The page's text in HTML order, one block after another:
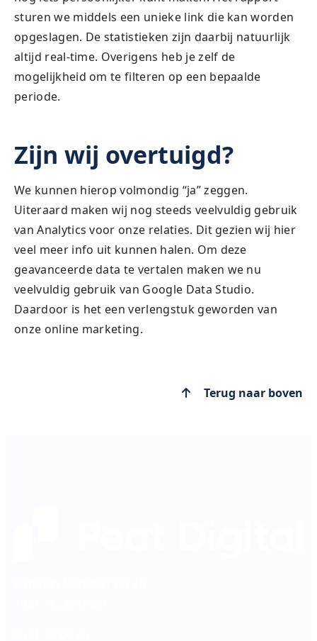
sturen we middels een unieke link die kan worden
opgeslagen. De statistieken zijn daarbij natuurlijk
altijd real-time. Overigens heb je zelf de
mogelijkheid om te filteren op een bepaalde
periode.
Zijn wij overtuigd?
We kunnen hierop volmondig “ja” zeggen.
Uiteraard maken wij nog steeds veelvuldig gebruik
van Analytics voor onze relaties. Dit gezien wij hier
veel meer info uit kunnen halen. Om deze
geavanceerde data te vertalen maken we nu
veelvuldig gebruik van Google Data Studio.
Daardoor is het een verlengstuk geworden van
onze online marketing.
Terug naar boven